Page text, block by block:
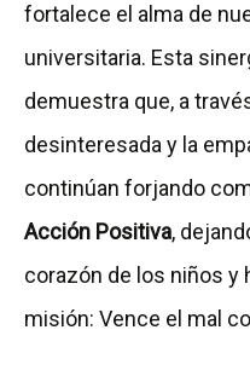
fortalece el alma de
universitaria. Esta
demuestra que, a
desinteresada y la
continúan forjando
Acción Positiva,
corazón de los niños y
misión: Vence el mal